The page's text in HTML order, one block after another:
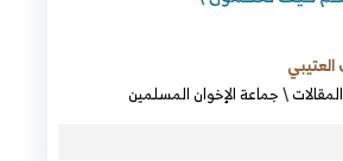
العتيبي
المقالات\جماعة الإخوان المسلمين